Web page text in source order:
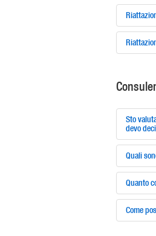
Sto
devo
Quali
Quanto
Come